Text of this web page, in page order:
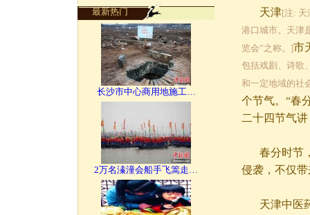
最新热门
长沙市中心商用地施工…
2万名溱潼会船手飞篙走…
天津[注: 天
港口城市。天津
览会”之称。]市
包括戏剧、诗歌
和一定地域的社
个节气。“春
二十四节气
春分时节
侵袭，不仅
天津中医